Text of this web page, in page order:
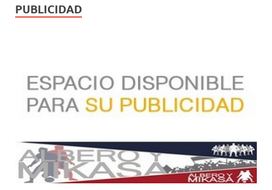
PUBLICIDAD